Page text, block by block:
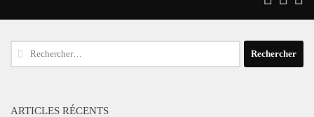
Rechercher :
ARTICLES RÉCENTS